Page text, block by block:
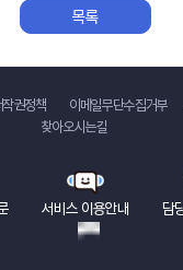
목록
작권정책 이메일무단수집거부
찾아오시는길
서비스 이용안내 담